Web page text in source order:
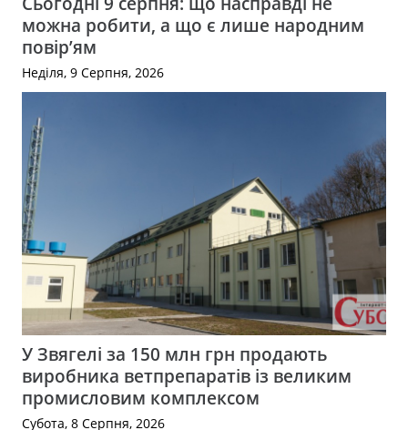
можна робити, а що є лише народним
повір’ям
Неділя, 9 Серпня, 2026
У Звягелі за 150 млн грн продають
виробника ветпрепаратів із великим
промисловим комплексом
Субота, 8 Серпня, 2026